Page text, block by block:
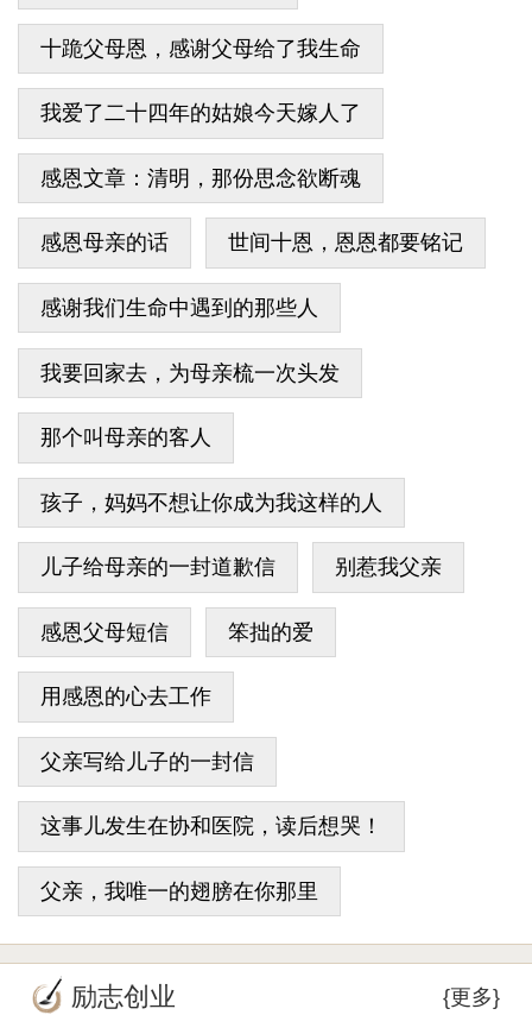
十跪父母恩，感谢父母给了我生命
我爱了二十四年的姑娘今天嫁人了
感恩文章：清明，那份思念欲断魂
感恩母亲的话 世间十恩，恩恩都要铭记
感谢我们生命中遇到的那些人
我要回家去，为母亲梳一次头发
那个叫母亲的客人
孩子，妈妈不想让你成为我这样的人
儿子给母亲的一封道歉信 别惹我父亲
感恩父母短信 笨拙的爱
用感恩的心去工作
父亲写给儿子的一封信
这事儿发生在协和医院，读后想哭！
父亲，我唯一的翅膀在你那里
励志创业 {更多}